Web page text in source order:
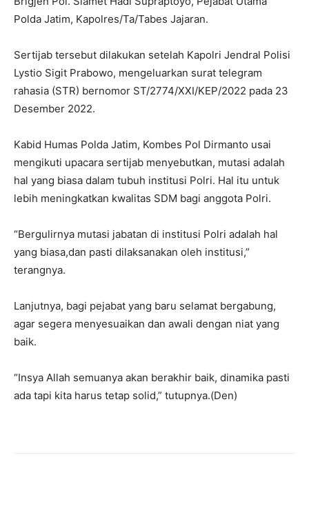
Polda Jatim, Kapolres/Ta/Tabes Jajaran.
Sertijab tersebut dilakukan setelah Kapolri Jendral Polisi
Lystio Sigit Prabowo, mengeluarkan surat telegram
rahasia (STR) bernomor ST/2774/XXI/KEP/2022 pada 23
Desember 2022.
Kabid Humas Polda Jatim, Kombes Pol Dirmanto usai
mengikuti upacara sertijab menyebutkan, mutasi adalah
hal yang biasa dalam tubuh institusi Polri. Hal itu untuk
lebih meningkatkan kwalitas SDM bagi anggota Polri.
“Bergulirnya mutasi jabatan di institusi Polri adalah hal
yang biasa,dan pasti dilaksanakan oleh institusi,”
terangnya.
Lanjutnya, bagi pejabat yang baru selamat bergabung,
agar segera menyesuaikan dan awali dengan niat yang
baik.
“Insya Allah semuanya akan berakhir baik, dinamika pasti
ada tapi kita harus tetap solid,” tutupnya.(Den)